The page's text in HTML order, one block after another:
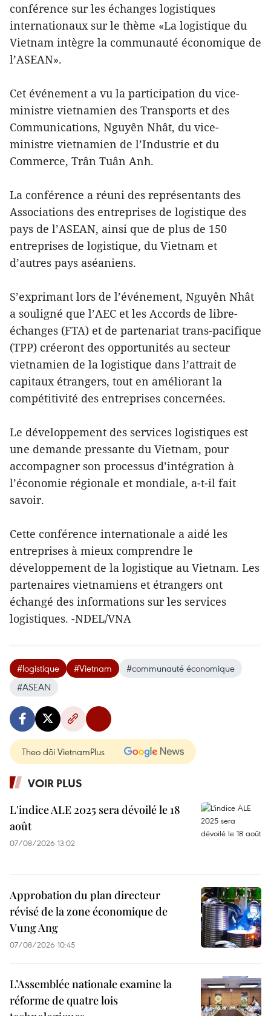
conférence sur les échanges logistiques
internationaux sur le thème «La logistique du
Vietnam intègre la communauté économique de
l’ASEAN».
Cet événement a vu la participation du vice-
ministre vietnamien des Transports et des
Communications, Nguyên Nhât, du vice-
ministre vietnamien de l’Industrie et du
Commerce, Trân Tuân Anh.
La conférence a réuni des représentants des
Associations des entreprises de logistique des
pays de l’ASEAN, ainsi que de plus de 150
entreprises de logistique, du Vietnam et
d’autres pays aséaniens.
S’exprimant lors de l’événement, Nguyên Nhât
a souligné que l’AEC et les Accords de libre-
échanges (FTA) et de partenariat trans-pacifique
(TPP) créeront des opportunités au secteur
vietnamien de la logistique dans l’attrait de
capitaux étrangers, tout en améliorant la
compétitivité des entreprises concernées.
Le développement des services logistiques est
une demande pressante du Vietnam, pour
accompagner son processus d’intégration à
l’économie régionale et mondiale, a-t-il fait
savoir.
Cette conférence internationale a aidé les
entreprises à mieux comprendre le
développement de la logistique au Vietnam. Les
partenaires vietnamiens et étrangers ont
échangé des informations sur les services
logistiques. -NDEL/VNA
#logistique #Vietnam
#communauté économique
#ASEAN
Theo dõi VietnamPlus
VOIR PLUS
L'indice ALE 2025 sera dévoilé le 18
août
07/08/2026 13:02
Approbation du plan directeur
révisé de la zone économique de
Vung Ang
07/08/2026 10:45
L’Assemblée nationale examine la
réforme de quatre lois